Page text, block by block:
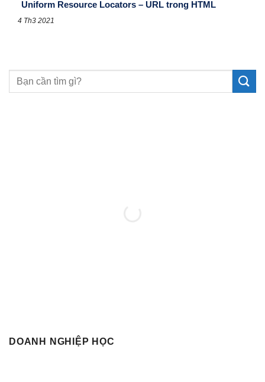
Uniform Resource Locators – URL trong HTML
4 Th3 2021
DOANH NGHIỆP HỌC